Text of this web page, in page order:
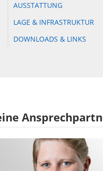
AUSSTATTUNG
LAGE & INFRASTRUKTUR
DOWNLOADS & LINKS